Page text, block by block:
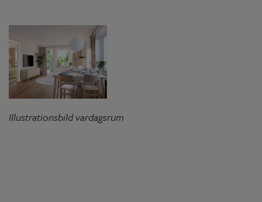
Illustrationsbild vardagsrum